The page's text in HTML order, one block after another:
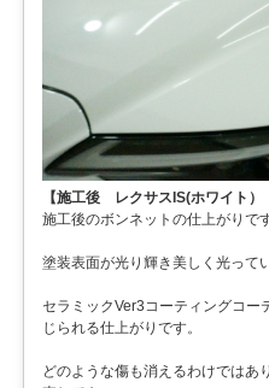
【施工後 レクサスIS(ホワイト）
施工後のボンネットの仕上がりです
塗装表面が光り輝き美しく光って
セラミックVer3コーティングコー
じられる仕上がりです。
どのような傷も消えるわけではあ